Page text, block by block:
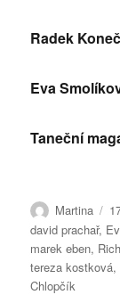
Radek
Eva
Taneční
Autor:
Martina
david prachař,
marek eben,
tereza kostková,
Chlopčík